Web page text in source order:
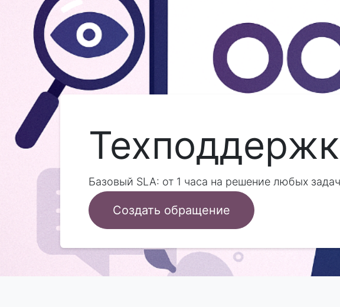
Базовый SLA: от 1 часа на решение любых
Создать обращение